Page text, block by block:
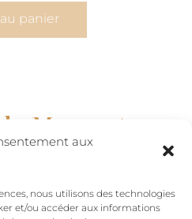
aux
nous utilisons des technologies
et/ou accéder aux informations
panier
Memento
ou
matière proposée, la